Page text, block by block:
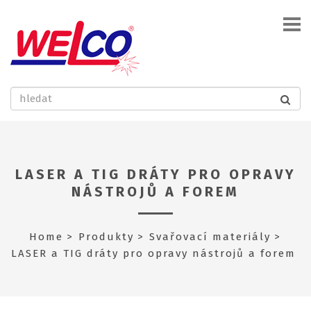
LASER A TIG DRÁTY PRO OPRAVY
NÁSTROJŮ A FOREM
Home Produkty
Svařovací materiály
LASER a TIG dráty pro opravy nástrojů a forem